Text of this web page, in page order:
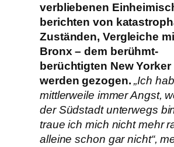
verbliebenen
berichten von
Zuständen, Vergleiche
Bronx – dem berühmt-
berüchtigten New Yorker
werden gezogen.„Ich
mittlerweile immer Angst,
der Südstadt unterwegs
traue ich mich nicht mehr
alleine schon gar nicht“,